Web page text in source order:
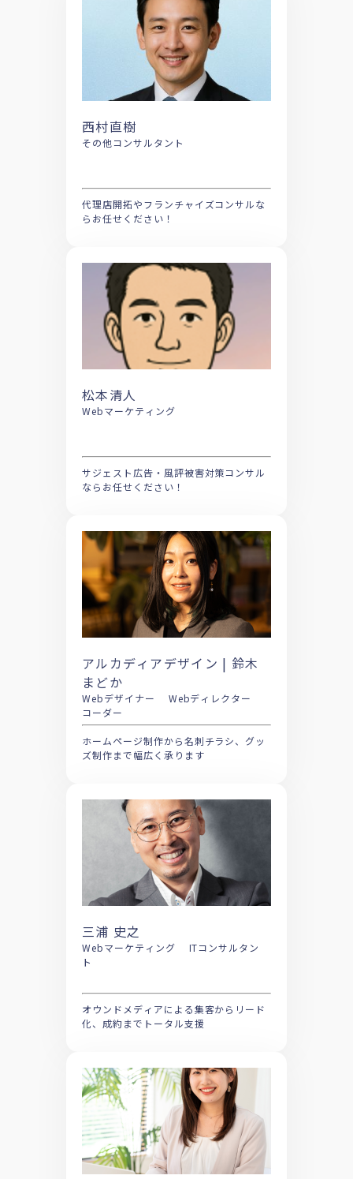
西村直樹
その他コンサルタント
代理店開拓やフランチャイズコンサルな
らお任せください！
松本清人
Webマーケティング
サジェスト広告・風評被害対策コンサル
ならお任せください！
アルカディアデザイン | 鈴木
まどか
Webデザイナー Webディレクター
コーダー
ホームページ制作から名刺チラシ、グッ
ズ制作まで幅広く承ります
三浦 史之
Webマーケティング ITコンサルタン
ト
オウンドメディアによる集客からリード
化、成約までトータル支援